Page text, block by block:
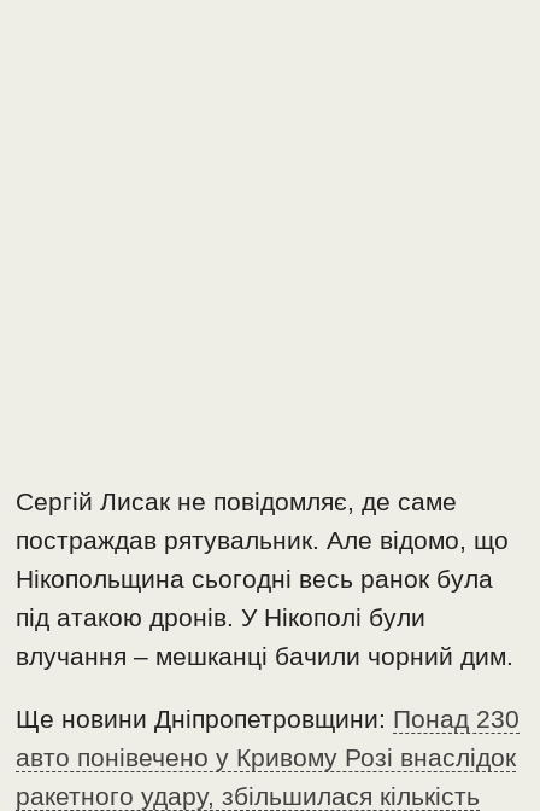
Сергій Лисак не повідомляє, де саме
постраждав рятувальник. Але відомо, що
Нікопольщина сьогодні весь ранок була
під атакою дронів. У Нікополі були
влучання – мешканці бачили чорний дим.
Ще новини Дніпропетровщини: Понад 230
авто понівечено у Кривому Розі внаслідок
ракетного удару, збільшилася кількість